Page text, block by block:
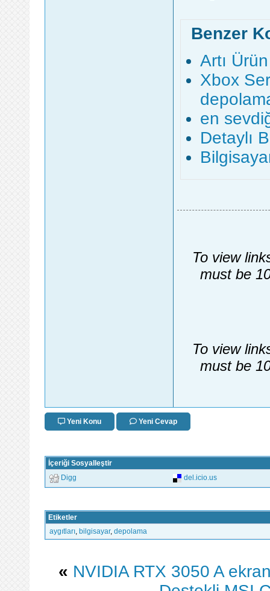
Benzer
Artı
Xbox
en
Detaylı
To view
must be
To view
must be
Yeni Konu Yeni Cevap
İçeriği Sosyalleştir
Digg del.icio.us
Etiketler
aygıtları bilgisayar, depolama
« NVIDIA RTX 3050 A